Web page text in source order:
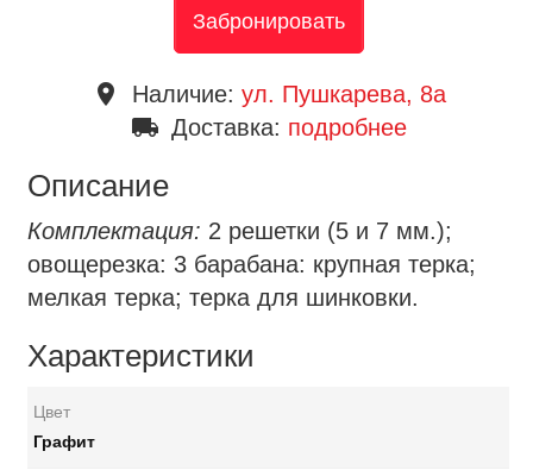
Забронировать
place Наличие: ул. Пушкарева, 8a
local_shipping Доставка: подробнее
Описание
Комплектация: 2 решетки (5 и 7 мм.);
овощерезка: 3 барабана: крупная терка;
мелкая терка; терка для шинковки.
Характеристики
Цвет
Графит